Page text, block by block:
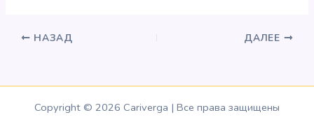
НАЗАД ДАЛЕЕ
Copyright © 2026 Cariverga | Все права защищены